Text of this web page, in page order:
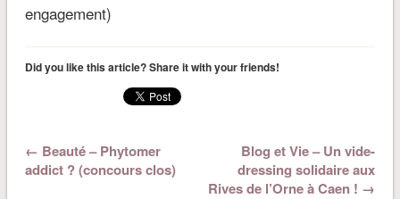
engagement)
Did you like this article? Share it with your friends!
← Beauté – Phytomer
addict ? (concours clos)
Blog et Vie – Un vide-
dressing solidaire aux
Rives de l’Orne à Caen ! →